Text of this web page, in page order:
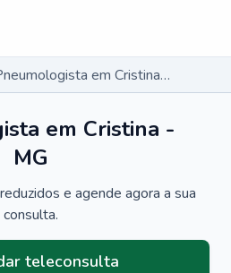
Pneumologista em Cristina - MG
em Cristina -
MG
e agende agora a sua
consulta.
teleconsulta